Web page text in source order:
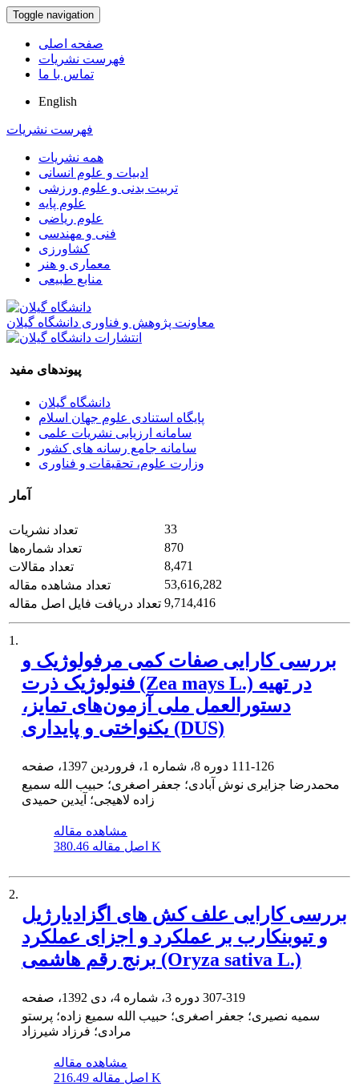
Toggle navigation
صفحه اصلی
فهرست نشریات
تماس با ما
English
فهرست نشریات
همه نشریات
ادبیات و علوم انسانی
تربیت بدنی و علوم ورزشی
علوم پایه
علوم ریاضی
فنی و مهندسی
کشاورزی
معماری و هنر
منابع طبیعی
معاونت پژوهش و فناوری دانشگاه گیلان
پیوندهای مفید
دانشگاه گیلان
پایگاه استنادی علوم جهان اسلام
سامانه ارزیابی نشریات علمی
سامانه جامع رسانه های کشور
وزارت علوم، تحقیقات و فناوری
آمار
تعداد نشریات
33
تعداد شماره‌ها
870
تعداد مقالات
8,471
تعداد مشاهده مقاله
53,616,282
تعداد دریافت فایل اصل مقاله 9,714,416
1.
بررسی کارایی صفات کمی مرفولوژیک و
فنولوژیک ذرت (Zea mays L.) در تهیه
دستورالعمل ملی آزمون‌های‌ تمایز،
یکنواختی و پایداری (DUS)
111-126
محمدرضا جزایری نوش آبادی؛ جعفر اصغری؛ حبیب الله سمیع
زاده لاهیجی؛ آیدین حمیدی
مشاهده مقاله
اصل مقاله 380.46 K
2.
بررسی کارایی علف کش های اگزادیارژیل
و تیوبنکارب بر عملکرد و اجزای عملکرد
برنج رقم هاشمی (Oryza sativa L.)
307-319
سمیه نصیری؛ جعفر اصغری؛ حبیب الله سمیع زاده؛ پرستو
مرادی؛ فرزاد شیرزاد
مشاهده مقاله
اصل مقاله 216.49 K